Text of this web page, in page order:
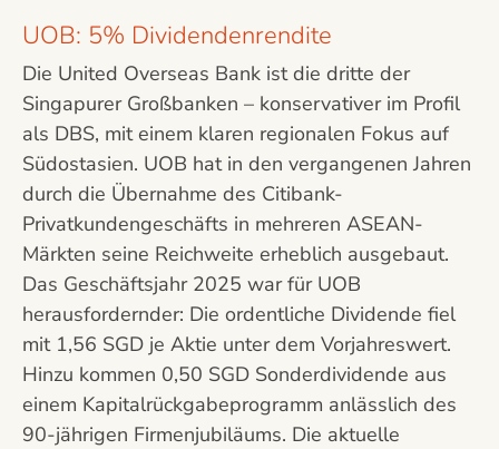
UOB: 5% Dividendenrendite
Die United Overseas Bank ist die dritte der
Singapurer Großbanken – konservativer im Profil
als DBS, mit einem klaren regionalen Fokus auf
Südostasien. UOB hat in den vergangenen Jahren
durch die Übernahme des Citibank-
Privatkundengeschäfts in mehreren ASEAN-
Märkten seine Reichweite erheblich ausgebaut.
Das Geschäftsjahr 2025 war für UOB
herausfordernder: Die ordentliche Dividende fiel
mit 1,56 SGD je Aktie unter dem Vorjahreswert.
Hinzu kommen 0,50 SGD Sonderdividende aus
einem Kapitalrückgabeprogramm anlässlich des
90-jährigen Firmenjubiläums. Die aktuelle